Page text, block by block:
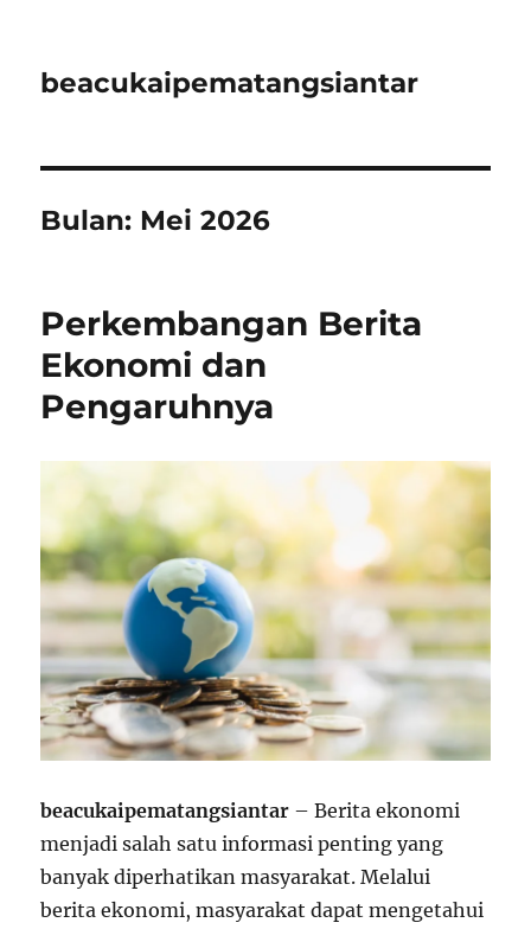
beacukaipematangsiantar
Bulan: Mei 2026
Perkembangan Berita
Ekonomi dan
Pengaruhnya
beacukaipematangsiantar – Berita ekonomi
menjadi salah satu informasi penting yang
banyak diperhatikan masyarakat. Melalui
berita ekonomi, masyarakat dapat mengetahui